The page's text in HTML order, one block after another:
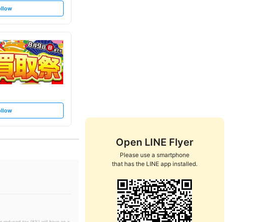
Open LINE Flyer
Please use a smartphone
that has the LINE app installed.